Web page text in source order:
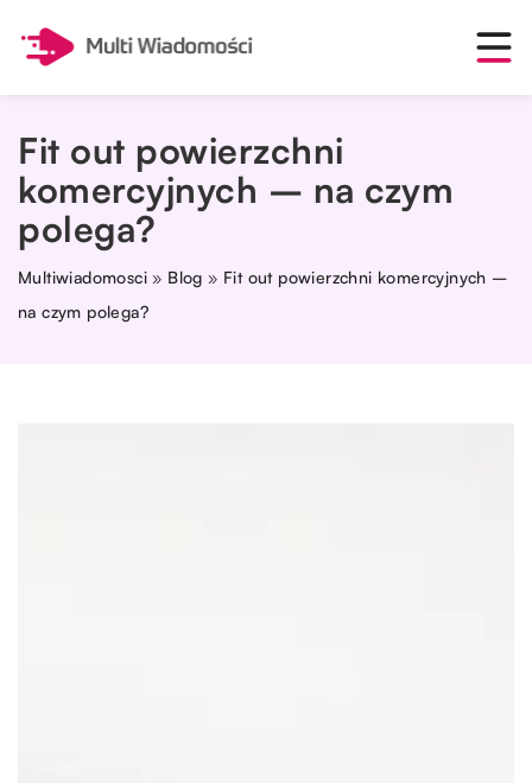
Fit out powierzchni
komercyjnych – na czym
polega?
Multiwiadomosci » Blog » Fit out powierzchni komercyjnych –
na czym polega?